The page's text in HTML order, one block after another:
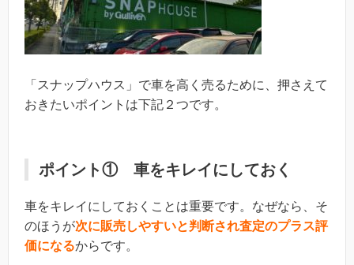
「スナップハウス」で車を高く売るために、押さえて
おきたいポイントは下記２つです。
ポイント① 車をキレイにしておく
車をキレイにしておくことは重要です。なぜなら、そ
のほうが次に販売しやすいと判断され査定のプラス評
価になるからです。